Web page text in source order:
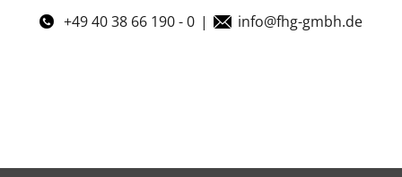
+49 40 38 66 190 - 0 | info@fhg-gmbh.de